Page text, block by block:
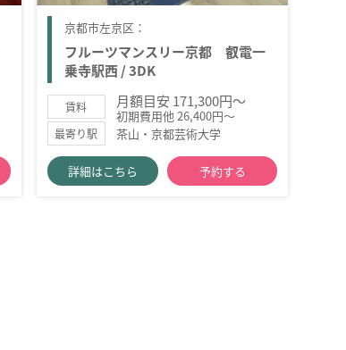
京都市左京区：
フルーツマンスリー京都 叡電一
乗寺駅西 / 3DK
賃料 月額目安 171,300円～
初期費用他 26,400円～
最寄り駅 茶山・京都芸術大学
詳細はこちら 予約する